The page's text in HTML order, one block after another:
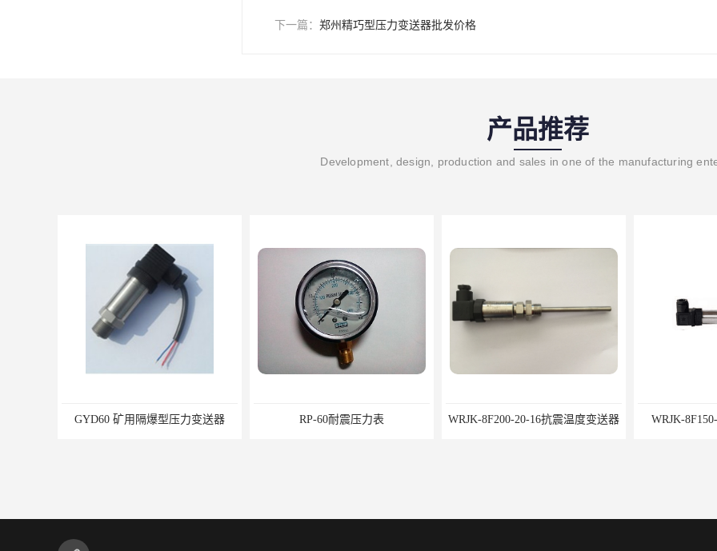
下一篇： 郑州精巧型压力变送器批发价格
产品推荐
Development, design, production and sales in one of the manufacturing
RP-60耐震压力表 WRJK-8F200-20-16抗震温度变送器 WRJK-8F150-20-16温度变送器